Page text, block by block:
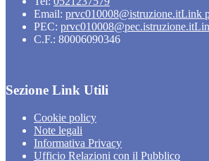
Email: prvc010008@istruzione.itLink
PEC: prvc010008@pec.istruzione.it
C.F.: 80006090346
Sezione Link Utili
Cookie policy
Note legali
Informativa Privacy
Ufficio Relazioni con il Pubblico